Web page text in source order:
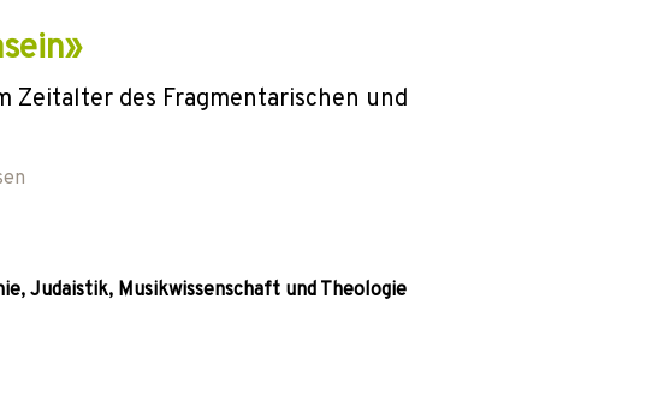
des Fragmentarischen und
Judaistik, Musikwissenschaft und Theologie